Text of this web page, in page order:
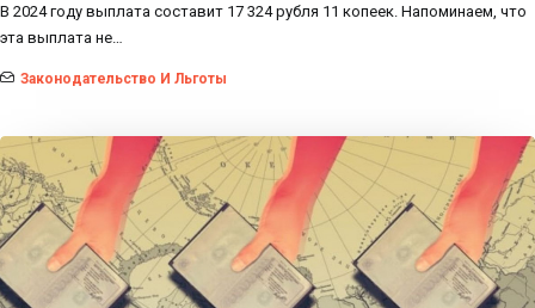
В 2024 году выплата составит 17 324 рубля 11 копеек. Напоминаем, что
эта выплата не…
Законодательство И Льготы